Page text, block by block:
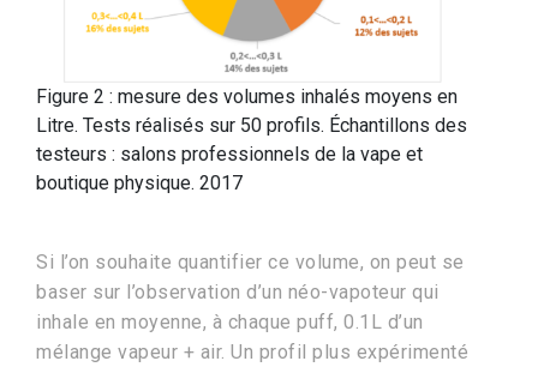
Figure 2 : mesure des volumes inhalés moyens en
Litre. Tests réalisés sur 50 profils. Échantillons des
testeurs : salons professionnels de la vape et
boutique physique. 2017
Si l’on souhaite quantifier ce volume, on peut se
baser sur l’observation d’un néo-vapoteur qui
inhale en moyenne, à chaque puff, 0.1L d’un
mélange vapeur + air. Un profil plus expérimenté